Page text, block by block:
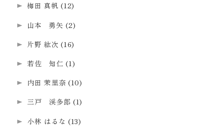
梅田 真帆 (12)
山本 勇矢 (2)
片野 紘次 (16)
若佐 知仁 (1)
内田 茉里奈 (10)
三戸 渓多郎 (1)
小林 はるな (13)